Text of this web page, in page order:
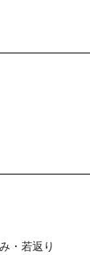
・若返り